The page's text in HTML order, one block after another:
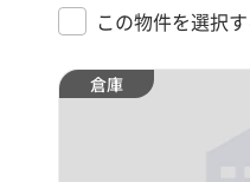
この物件を選択
倉庫